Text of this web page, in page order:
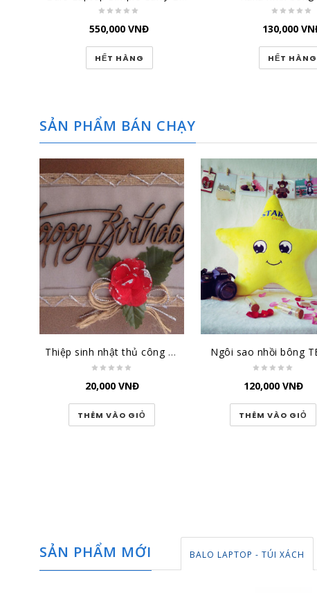
550,000 VNĐ
HẾT HÀNG
130,000
HẾT HÀNG
SẢN PHẨM BÁN CHẠY
Thiệp sinh nhật thủ công đại lớn SN-DL-1501
20,000 VNĐ
THÊM VÀO GIỎ
Ngôi sao nhồi bông
120,000 VNĐ
THÊM VÀO GIỎ
SẢN PHẨM MỚI BALO LAPTOP - TÚI XÁCH